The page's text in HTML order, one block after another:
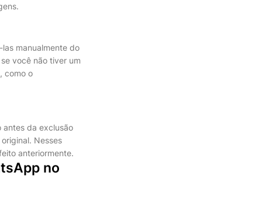
manualmente do
você não tiver um
como o
antes da exclusão
Nesses
anteriormente.
no